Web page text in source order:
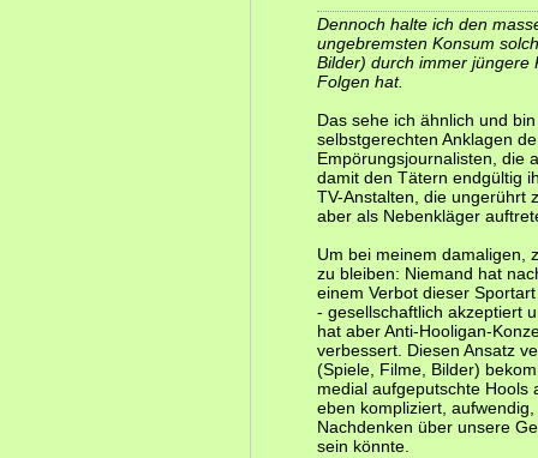
Dennoch halte ich den
ungebremsten Konsum
Bilder) durch immer jüngere
Folgen hat.
Das sehe ich ähnlich und
selbstgerechten Anklagen
Empörungsjournalisten, die
damit den Tätern endgültig
TV-Anstalten, die ungerührt
aber als Nebenkläger
Um bei meinem damaligen,
zu bleiben: Niemand hat
einem Verbot dieser
- gesellschaftlich akzeptiert
hat aber Anti-Hooligan-
verbessert. Diesen Ansatz
(Spiele, Filme, Bilder)
medial aufgeputschte Hools
eben kompliziert,
Nachdenken über unsere
sein könnte.